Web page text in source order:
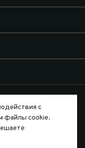
с
файлы cookie.